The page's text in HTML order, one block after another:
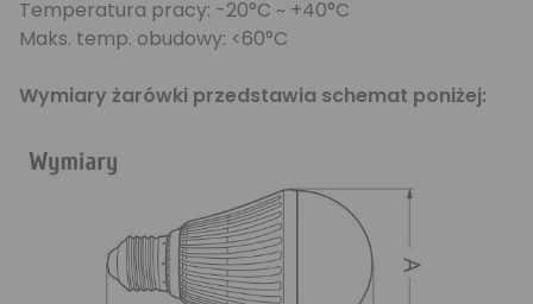
Temperatura pracy: -20°C ~ +40°C
Maks. temp. obudowy: <60°C
Wymiary żarówki przedstawia schemat poniżej: